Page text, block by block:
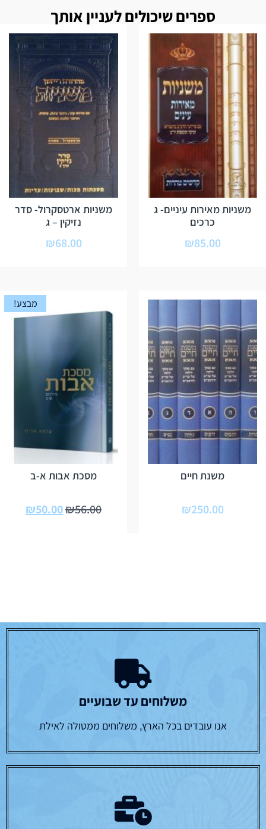
ספרים שיכולים לעניין אותך
משניות מאירות עיניים- ג
כרכים
₪85.00
משניות ארטסקרול- סדר
נזיקין – ג
₪68.00
משנת חיים
₪250.00
מבצע!
מסכת אבות א-ב
₪56.00
₪50.00
משלוחים עד שבועיים
אנו עובדים בכל הארץ, משלוחים ממטולה לאילת